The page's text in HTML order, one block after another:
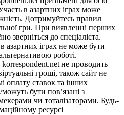
в азартних іграх може
Дотримуйтесь правил
гри. При виявленні перших
зверніться до спеціаліста.
азартних іграх не може бути
роботі.
не проводить
гроші, також сайт не
оплату ставок та інших
можуть бути пов’язані з
чи тоталізаторами. Будь-
ресурсі